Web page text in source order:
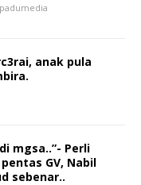
padumedia
anak pula
mgsa..”- Perli
GV, Nabil
sebenar..